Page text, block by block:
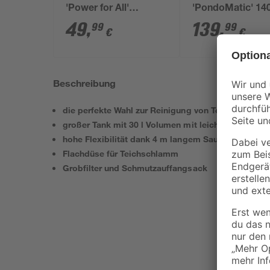
'Power for All'
Ladegerät und 2 x
Akku 12 V, 1,5 Ah
49,99 €
'PondoMatic'
139,99 €
Beschreibung
die perfekte Wahl zur Reinigung von Teich oder
großer Tank mit 30 l Volumen mit leicht zu
hohe Flexibilität dank 4 m langem Saugschlauch
Flachdüse für Teichschlamm
Grobfilter und Schmutzauffangsack